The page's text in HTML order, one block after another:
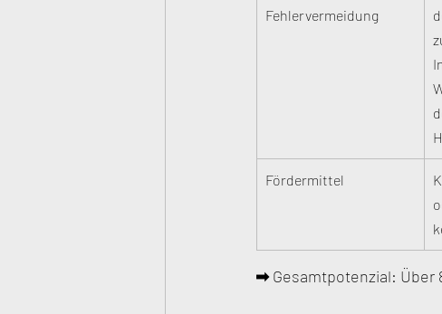
Fehlervermeidung
Fördermittel
➡ Gesamtpotenzial: Über